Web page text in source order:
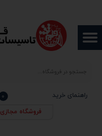
حساب کاربری من
تغییر گذر واژه
خروج از حساب کاربری
راهنمای خرید ۰
فروشگاه مجازی